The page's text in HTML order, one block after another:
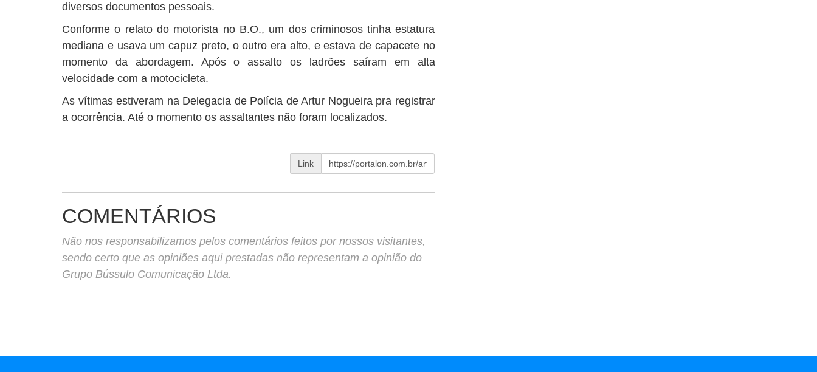
diversos documentos pessoais.
Conforme o relato do motorista no B.O., um dos criminosos tinha estatura
mediana e usava um capuz preto, o outro era alto, e estava de capacete no
momento da abordagem. Após o assalto os ladrões saíram em alta
velocidade com a motocicleta.
As vítimas estiveram na Delegacia de Polícia de Artur Nogueira pra registrar
a ocorrência. Até o momento os assaltantes não foram localizados.
Link
COMENTÁRIOS
Não nos responsabilizamos pelos comentários feitos por nossos visitantes,
sendo certo que as opiniões aqui prestadas não representam a opinião do
Grupo Bússulo Comunicação Ltda.